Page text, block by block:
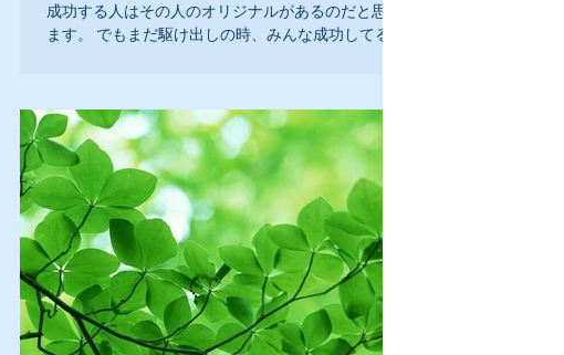
成功する人はその人のオリジナルがあるのだと思い
ます。 でもまだ駆け出しの時、みんな成功してる人
ティができた時、それはすでに成功しているんで
す。...